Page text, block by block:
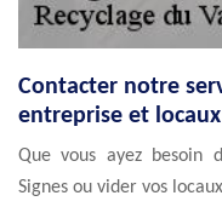
Contacter notre
entreprise et
Que vous ayez besoin
Signes ou vider vos